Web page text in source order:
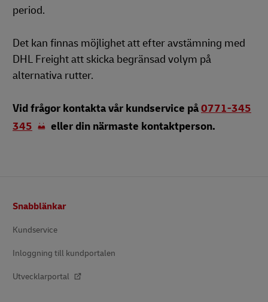
period.
Det kan finnas möjlighet att efter avstämning med
DHL Freight att skicka begränsad volym på
alternativa rutter.
Vid frågor kontakta vår kundservice på0771-345
345
eller din närmaste kontaktperson.
Snabblänkar
Kundservice
Inloggning till kundportalen
Utvecklarportal